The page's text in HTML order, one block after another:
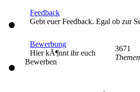
Feedback
Gebt euer Feedback. Egal ob zur
Bewerbung
Hier kÃ¶nnt ihr euch
Bewerben
3671
Themen